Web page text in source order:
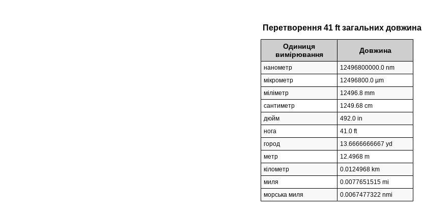
Перетворення 41 ft загальних довжина
Одиниця
вимірювання
Довжина
нанометр
12496800000.0 nm
мікрометр
12496800.0 µm
міліметр
12496.8 mm
сантиметр
1249.68 cm
дюйм
492.0 in
нога
41.0 ft
город
13.6666666667 yd
метр
12.4968 m
кілометр
0.0124968 km
миля
0.0077651515 mi
морська миля
0.0067477322 nmi